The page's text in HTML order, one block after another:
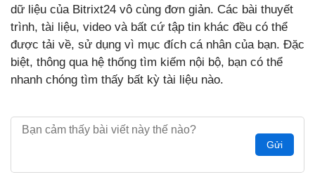
dữ liệu của Bitrixt24 vô cùng đơn giản. Các bài thuyết
trình, tài liệu, video và bất cứ tập tin khác đều có thể
được tải về, sử dụng vì mục đích cá nhân của bạn. Đặc
biệt, thông qua hệ thống tìm kiếm nội bộ, bạn có thể
nhanh chóng tìm thấy bất kỳ tài liệu nào.
Gửi